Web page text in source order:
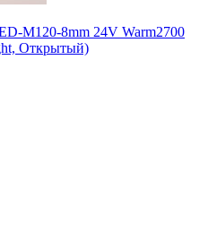
M120-8mm 24V Warm2700
Открытый)